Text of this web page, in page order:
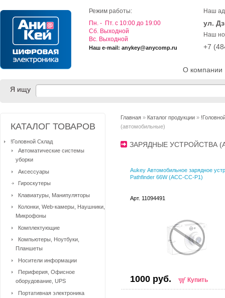
О компании
Режим работы:
Пн. - Пт. с 10:00 до 19:00
Cб. Выходной
Вс. Выходной
Наш e-mail: anykey@anycomp.ru
Наш
ул.
Наш
+7
Я ищу
Главная » Каталог продукции »
(автомобильные)
ЗАРЯДНЫЕ УСТРОЙСТВА
Aukey Автомобильное зарядное
Pathfinder 66W (ACC-CC-P1)
Арт. 11094491
1000 руб. Купить
КАТАЛОГ ТОВАРОВ
!Головной Склад
Автоматические системы
уборки
Аксессуары
Гироскутеры
Клавиатуры, Манипуляторы
Колонки, Web-камеры, Наушники,
Микрофоны
Комплектующие
Компьютеры, Ноутбуки,
Планшеты
Носители информации
Периферия, Офисное
оборудование, UPS
Портативная электроника